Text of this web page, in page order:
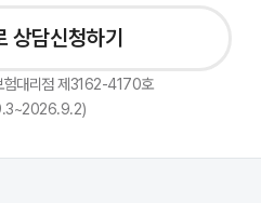
상담신청하기
험대리점 제3162-4170호